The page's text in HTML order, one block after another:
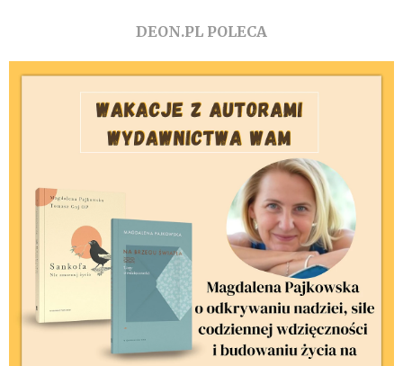
DEON.PL POLECA